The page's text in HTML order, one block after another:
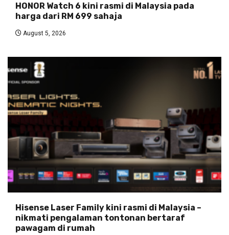
HONOR Watch 6 kini rasmi di Malaysia pada
harga dari RM 699 sahaja
August 5, 2026
Hisense Laser Family kini rasmi di Malaysia –
nikmati pengalaman tontonan bertaraf
pawagam di rumah